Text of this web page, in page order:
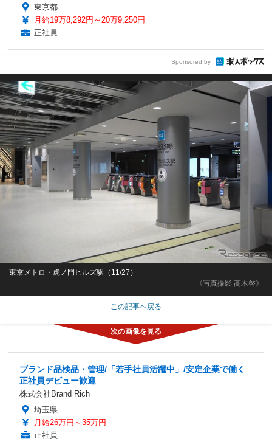
東京都
月給19万8,292円～20万9,250円
正社員
Sponsored by
《写真撮影 高木啓》
東京メトロ・虎ノ門ヒルズ駅（11/27）
この記事へ戻る
ブランド品検品・管理/「若手社員活躍中」/安定企業で働く
正社員デビュー歓迎
株式会社Brand Rich
埼玉県
月給26万円～35万円
正社員